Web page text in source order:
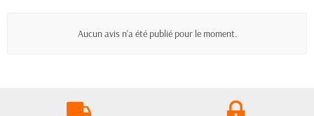
Aucun avis n'a été publié pour le moment.